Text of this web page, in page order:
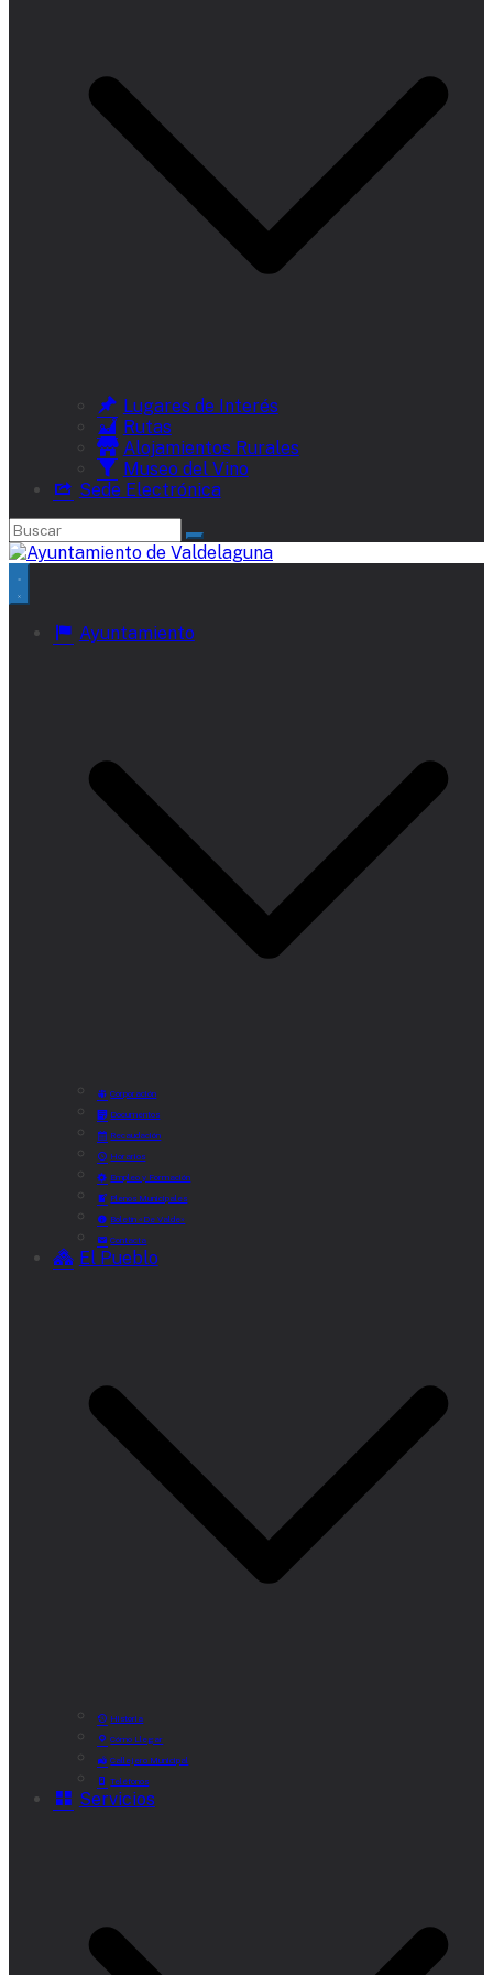
Lugares de Interés
Rutas
Alojamientos Rurales
Museo del Vino
Sede Electrónica
Ayuntamiento
Corporación
Documentos
Recaudación
Horarios
Empleo y Formación
Plenos Municipales
Boletín «De Valde»
Contacta
El Pueblo
Historia
Cómo Llegar
Callejero Municipal
Teléfonos
Servicios